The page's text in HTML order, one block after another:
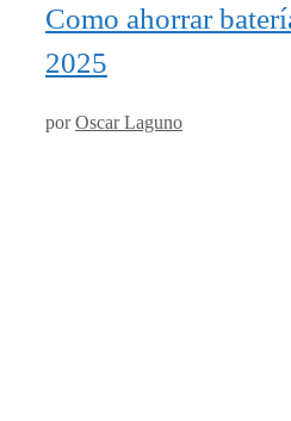
Como ahorrar
2025
porOscar Laguno